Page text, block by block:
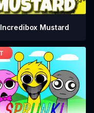
Incredibox Mustard